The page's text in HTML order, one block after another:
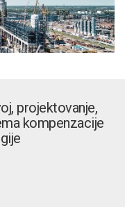
projektovanje,
kompenzacije